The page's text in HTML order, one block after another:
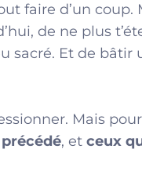
faire d’un coup.
de ne plus
sacré. Et de bâtir
Mais pour
, et ceux